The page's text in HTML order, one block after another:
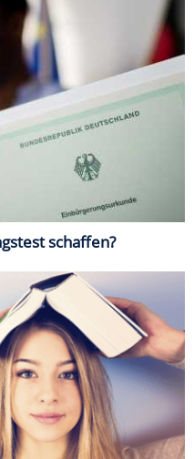
schaffen?